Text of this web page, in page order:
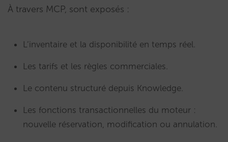
À travers MCP, sont exposés :
L’inventaire et la disponibilité en temps réel.
Les tarifs et les règles commerciales.
Le contenu structuré depuis Knowledge.
Les fonctions transactionnelles du moteur :
nouvelle réservation, modification ou annulation.